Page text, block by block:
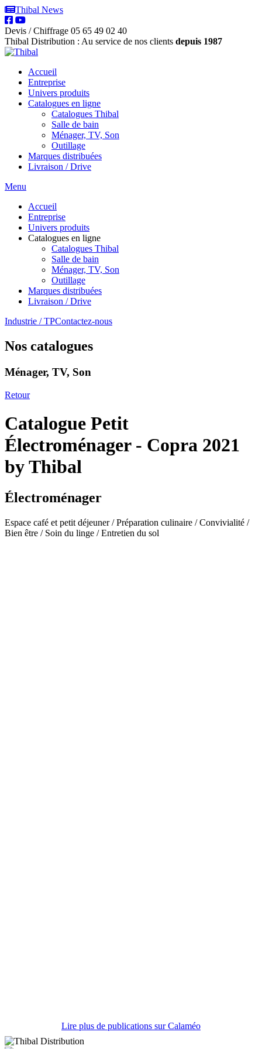
Thibal News
Devis / Chiffrage 05 65 49 02 40
Thibal Distribution : Au service de nos clients depuis 1987
Accueil
Entreprise
Univers produits
Catalogues en ligne
Catalogues Thibal
Salle de bain
Ménager, TV, Son
Outillage
Marques distribuées
Livraison / Drive
Menu
Accueil
Entreprise
Univers produits
Catalogues en ligne
Catalogues Thibal
Salle de bain
Ménager, TV, Son
Outillage
Marques distribuées
Livraison / Drive
Industrie / TPContactez-nous
Nos catalogues
Ménager, TV, Son
Retour
Catalogue Petit
Électroménager - Copra 2021
by Thibal
Électroménager
Espace café et petit déjeuner / Préparation culinaire / Convivialité /
Bien être / Soin du linge / Entretien du sol
Lire plus de publications sur Calaméo